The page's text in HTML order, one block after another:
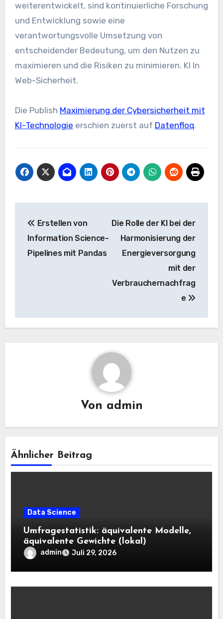
weiterentwickelt, sind kontinuierliche Forschung
und Entwicklung sowie eine
verantwortungsvolle Umsetzung von
entscheidender Bedeutung, um den Nutzen zu
maximieren und die Risiken zu minimieren. KI In
Web-Sicherheit.
Die Publish Maximierung der Cybersicherheit mit
KI-Technologie erschien zuerst auf Datenfloq.
Navigation
Erstellen von
Information Science-
Pipelines mit Pandas
Die Rolle der KI bei der
Harmonisierung der
Energieversorgung
mit der
Verbrauchernachfrag
e
Von admin
Ähnlicher Beitrag
Data Science
Umfragestatistik: äquivalente Modelle,
äquivalente Gewichte (lokal)
admin Juli 29, 2026